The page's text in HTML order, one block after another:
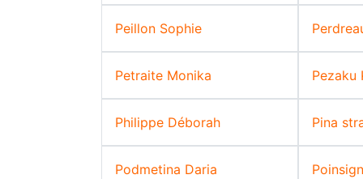
Peillon Sophie
Petraite Monika Pezaku
Philippe Déborah Pina
Podmetina Daria